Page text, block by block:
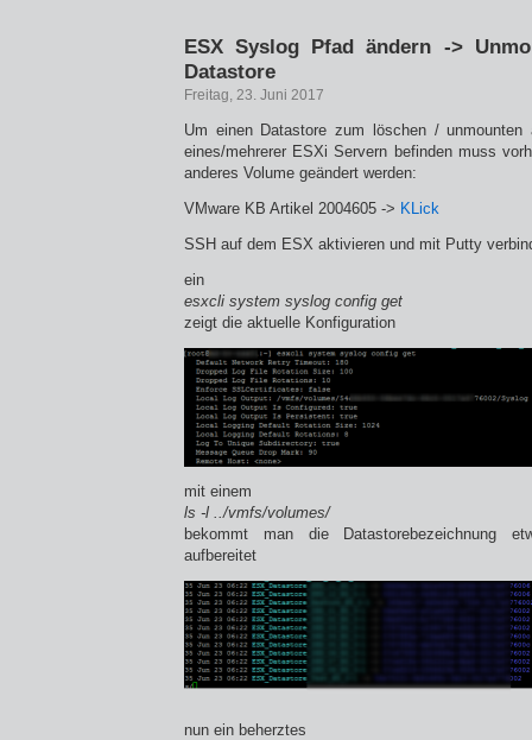
ESX Syslog Pfad ändern ->
Datastore
Freitag, 23. Juni 2017
Um einen Datastore zum löschen /
eines/mehrerer ESXi Servern befinden muss
anderes Volume geändert werden:
VMware KB Artikel 2004605 -> KLick
SSH auf dem ESX aktivieren und mit Putty
ein
esxcli system syslog config get
zeigt die aktuelle Konfiguration
mit einem
ls -l ../vmfs/volumes/
bekommt man die Datastorebezeichnung
aufbereitet
nun ein beherztes